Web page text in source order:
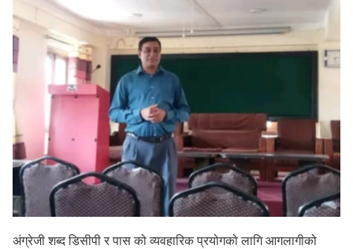
अंग्रेजी शब्द डिसीपी र पास को व्यवहारिक प्रयोगको लागि आगलागीको